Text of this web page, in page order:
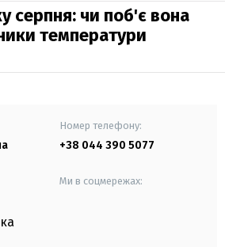
серпня: чи поб'є вона
температури
Номер телефону:
+38 044 390 5077
Ми в соцмережах: